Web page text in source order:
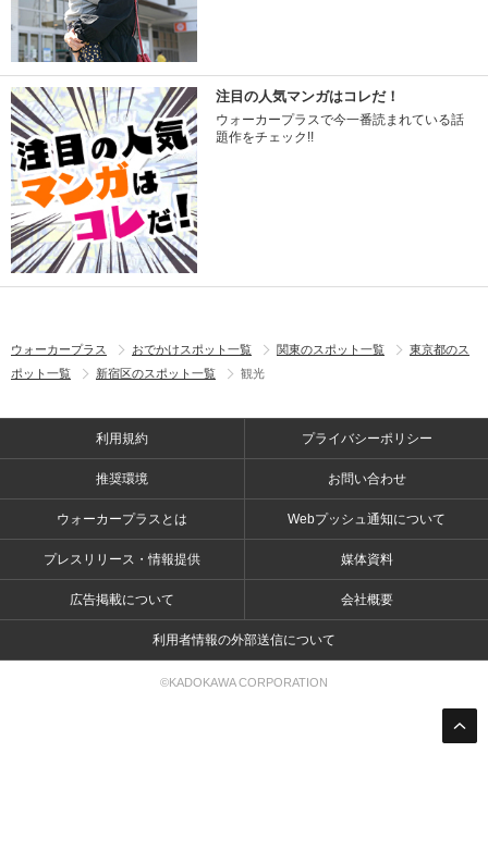
注目の人気マンガはコレだ！
ウォーカープラスで今一番読まれている話
題作をチェック!!
ウォーカープラス おでかけスポット一覧 関東のスポット一覧
東京都のス
ポット一覧
新宿区のスポット一覧 観光
利用規約 プライバシーポリシー
推奨環境 お問い合わせ
ウォーカープラスとは Webプッシュ通知について
プレスリリース・情報提供 媒体資料
広告掲載について 会社概要
利用者情報の外部送信について
©KADOKAWA CORPORATION